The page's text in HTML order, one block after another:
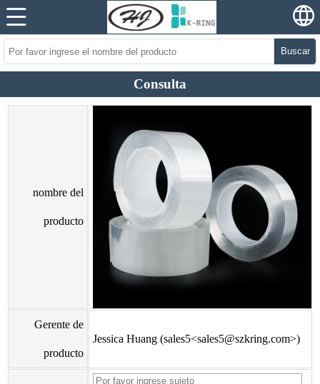
Buscar
Consulta
nombre del
producto
Gerente de
producto
Jessica Huang (sales5<sales5@szkring.com>)